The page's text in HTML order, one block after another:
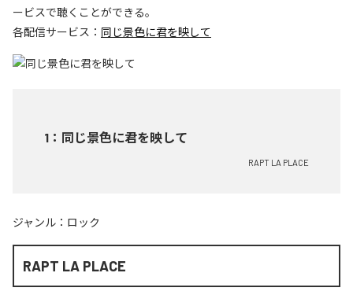
ービスで聴くことができる。
各配信サービス： 同じ景色に君を映して
1 ： 同じ景色に君を映して
RAPT LA PLACE
ジャンル： ロック
RAPT LA PLACE